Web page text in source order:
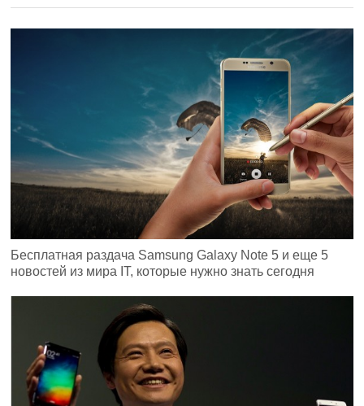
Бесплатная раздача Samsung Galaxy Note 5 и еще 5
новостей из мира IT, которые нужно знать сегодня